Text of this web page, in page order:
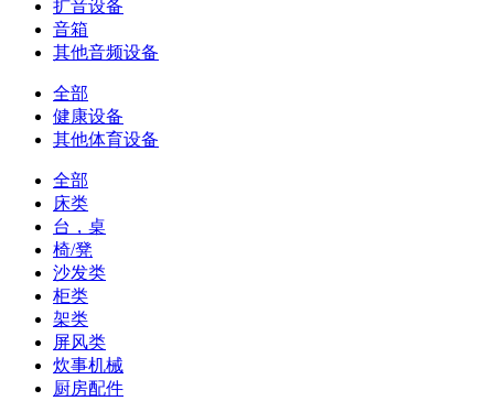
扩音设备
音箱
其他音频设备
全部
健康设备
其他体育设备
全部
床类
台，桌
椅/凳
沙发类
柜类
架类
屏风类
炊事机械
厨房配件